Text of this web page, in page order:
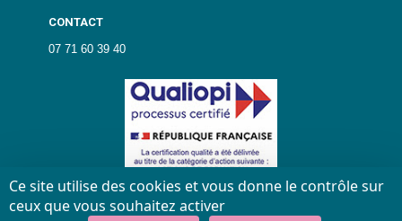
Ce site utilise des cookies et vous donne le contrôle sur
ceux que vous souhaitez activer
CONTACT
07 71 60 39 40